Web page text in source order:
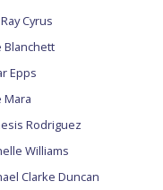
Cyrus
Blanchett
Epps
Mara
Rodriguez
Williams
Clarke Duncan